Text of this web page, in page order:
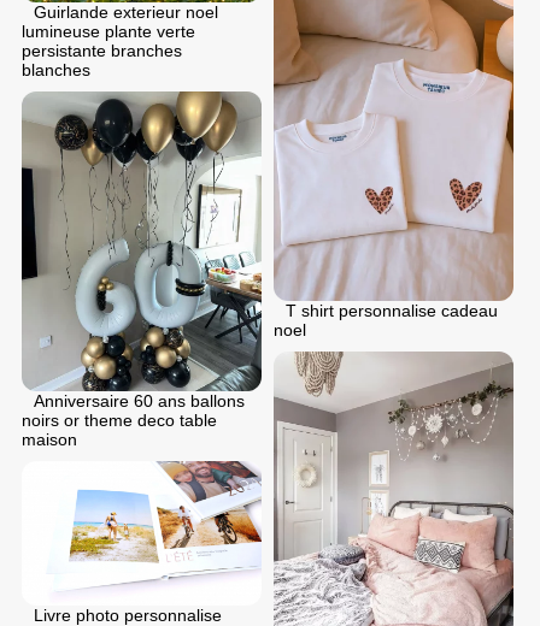
Guirlande exterieur noel
lumineuse plante verte
persistante branches
blanches
T shirt personnalise cadeau
noel
Anniversaire 60 ans ballons
noirs or theme deco table
maison
Livre photo personnalise